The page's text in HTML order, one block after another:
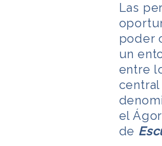
Las
poder
un
entre
el
de